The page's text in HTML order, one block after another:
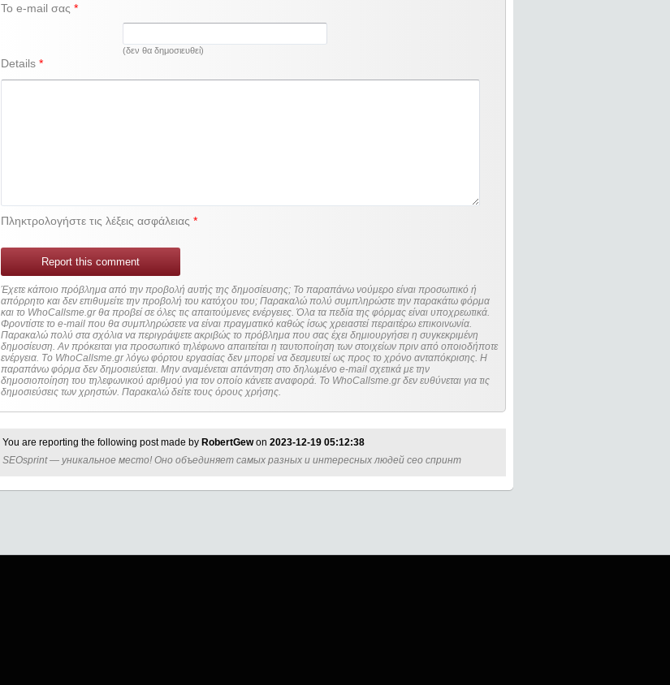
Το e-mail σας*
(δεν θα δημοσιευθεί)
Details*
Πληκτρολογήστε τις λέξεις ασφάλειας*
Report this comment
Έχετε κάποιο πρόβλημα από την προβολή αυτής της δημοσίευσης; Το παραπάνω νούμερο είναι προσωπικό ή
απόρρητο και δεν επιθυμείτε την προβολή του κατόχου του; Παρακαλώ πολύ συμπληρώστε την παρακάτω φόρμα
και το WhoCallsme.gr θα προβεί σε όλες τις απαιτούμενες ενέργειες. Όλα τα πεδία της φόρμας είναι υποχρεωτικά.
Φροντίστε το e-mail που θα συμπληρώσετε να είναι πραγματικό καθώς ίσως χρειαστεί περαιτέρω επικοινωνία.
Παρακαλώ πολύ στα σχόλια να περιγράψετε ακριβώς το πρόβλημα που σας έχει δημιουργήσει η συγκεκριμένη
δημοσίευση. Αν πρόκειται για προσωπικό τηλέφωνο απαιτείται η ταυτοποίηση των στοιχείων πριν από οποιοδήποτε
ενέργεια. Τo WhoCallsme.gr λόγω φόρτου εργασίας δεν μπορεί να δεσμευτεί ως προς το χρόνο ανταπόκρισης. Η
παραπάνω φόρμα δεν δημοσιεύεται. Μην αναμένεται απάντηση στο δηλωμένο e-mail σχετικά με την
δημοσιοποίηση του τηλεφωνικού αριθμού για τον οποίο κάνετε αναφορά. Το WhoCallsme.gr δεν ευθύνεται για τις
δημοσιεύσεις των χρηστών. Παρακαλώ δείτε τους όρους χρήσης.
You are reporting the following post made by RobertGewon 2023-12-19 05:12:38
SEOsprint — уникальное место! Оно объединяет самых разных и интересных людей сео спринт